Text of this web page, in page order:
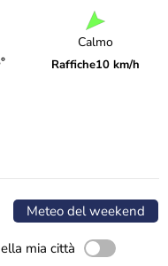
Calmo
Raffiche10 km/h
Meteo del weekend
mia città